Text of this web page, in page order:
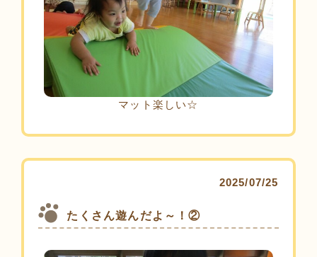
マット楽しい☆
2025/07/25
たくさん遊んだよ～！②